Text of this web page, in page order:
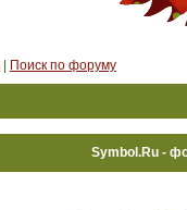
Поиск по форуму
Symbol.Ru -